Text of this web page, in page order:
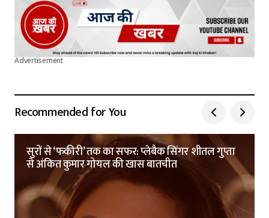
Advertisement
Recommended for You
सुरों से ‘फकीरी’ तक का सफर: प्लेबैक सिंगर शीतल गुप्ता
से अंकित कुमार गोयल की खास बातचीत